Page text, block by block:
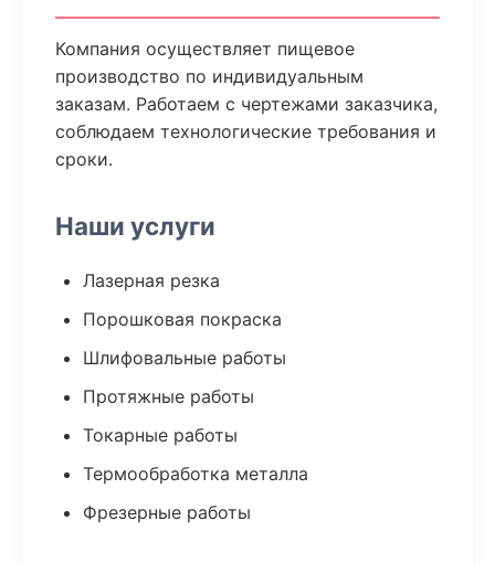
Компания осуществляет пищевое
производство по индивидуальным
заказам. Работаем с чертежами заказчика,
соблюдаем технологические требования и
сроки.
Наши услуги
Лазерная резка
Порошковая покраска
Шлифовальные работы
Протяжные работы
Токарные работы
Термообработка металла
Фрезерные работы